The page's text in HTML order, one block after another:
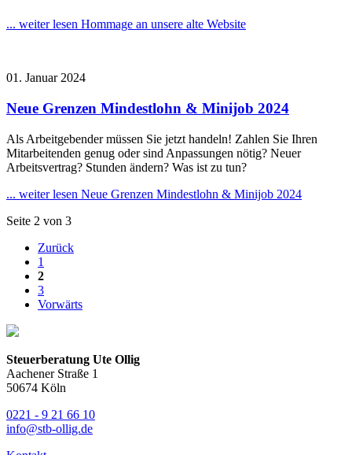
... weiter lesen Hommage an unsere alte Website
01. Januar 2024
Neue Grenzen Mindestlohn & Minijob 2024
Als Arbeitgebender müssen Sie jetzt handeln! Zahlen Sie Ihren
Mitarbeitenden genug oder sind Anpassungen nötig? Neuer
Arbeitsvertrag? Stunden ändern? Was ist zu tun?
... weiter lesen Neue Grenzen Mindestlohn & Minijob 2024
Seite 2 von 3
Zurück
1
2
3
Vorwärts
Steuerberatung Ute Ollig
Aachener Straße 1
50674 Köln
0221 - 9 21 66 10
info@stb-ollig.de